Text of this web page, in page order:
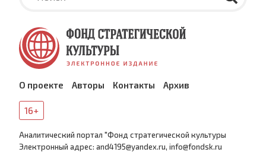
О проекте Авторы Контакты Архив
16+
Аналитический портал "Фонд стратегической культуры
Электронный адрес: and4195@yandex.ru, info@fondsk.ru